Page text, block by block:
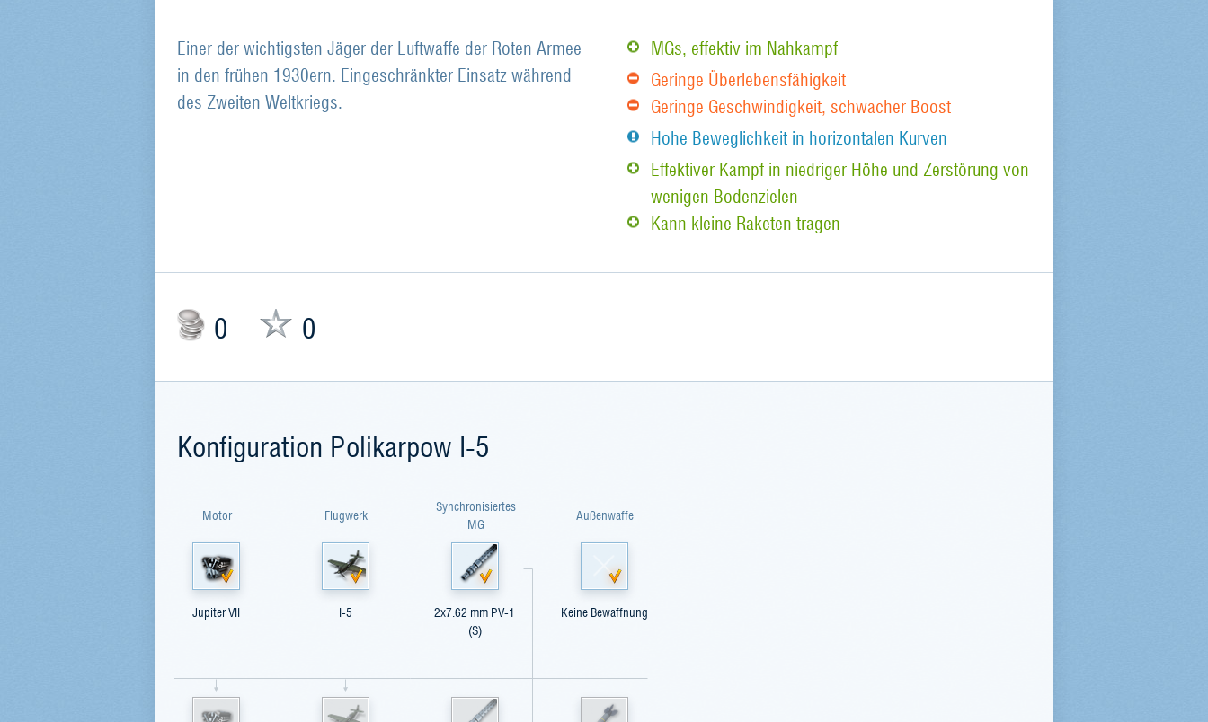
Einer der wichtigsten Jäger der Luftwaffe der Roten Armee
in den frühen 1930ern. Eingeschränkter Einsatz während
des Zweiten Weltkriegs.
MGs, effektiv im Nahkampf
Geringe Überlebensfähigkeit
Geringe Geschwindigkeit, schwacher Boost
Hohe Beweglichkeit in horizontalen Kurven
Effektiver Kampf in niedriger Höhe und Zerstörung von
wenigen Bodenzielen
Kann kleine Raketen tragen
0 0
Konfiguration Polikarpow I-5
Motor
Jupiter VII
Flugwerk
I-5
Synchronisiertes
MG
2x7.62 mm PV-1
(S)
Außenwaffe
Keine Bewaffnung